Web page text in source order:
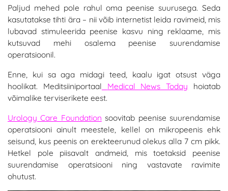
Paljud mehed pole rahul oma peenise suurusega. Seda
kasutatakse tihti ära – nii võib internetist leida ravimeid, mis
lubavad stimuleerida peenise kasvu ning reklaame, mis
kutsuvad mehi osalema peenise suurendamise
operatsioonil.
Enne, kui sa aga midagi teed, kaalu igat otsust väga
hoolikat. Meditsiiniportaal
Medical News Today hoiatab
võimalike terviserikete eest.
Urology Care Foundation soovitab peenise suurendamise
operatsiooni ainult meestele, kellel on mikropeenis ehk
seisund, kus peenis on erekteerunud olekus alla 7 cm pikk.
Hetkel pole piisavalt andmeid, mis toetaksid peenise
suurendamise operatsiooni ning vastavate ravimite
ohutust.